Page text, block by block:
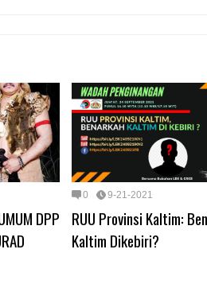
DPP
0 9-21-2021
RUU Provinsi Kaltim:
Kaltim Dikebiri?